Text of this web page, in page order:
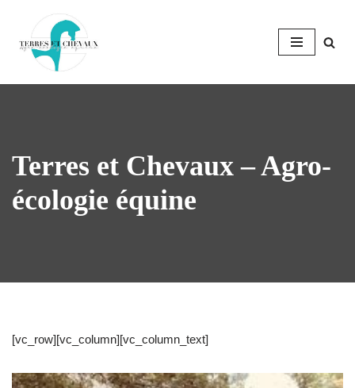
Aller
Terres et Chevaux – Agro-
écologie équine
[vc_row][vc_column][vc_column_text]